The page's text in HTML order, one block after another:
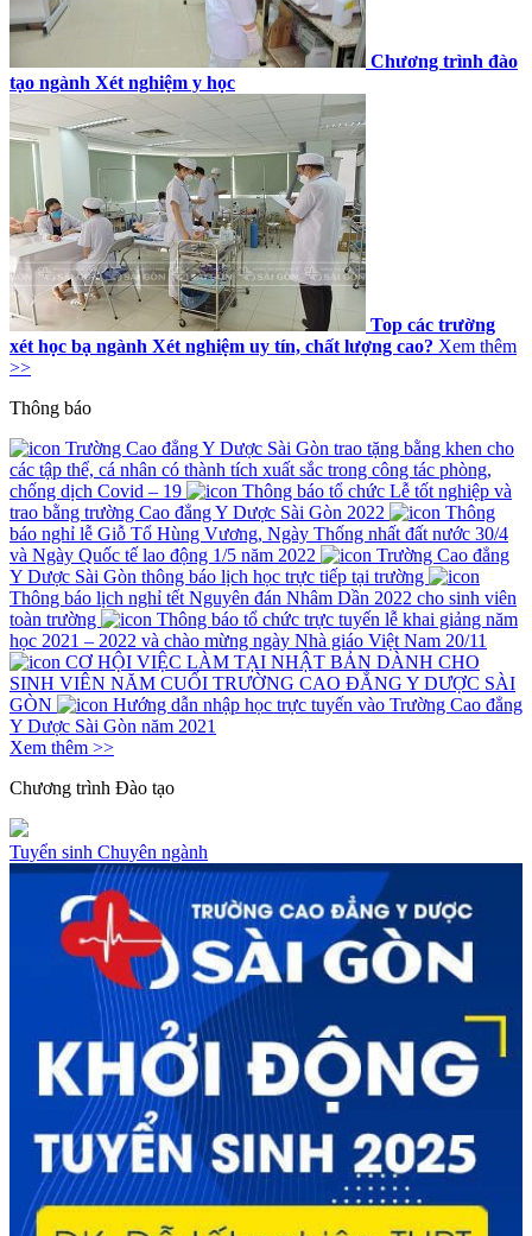
Chương trình đào
tạo ngành Xét nghiệm y học
Top các trường
xét học bạ ngành Xét nghiệm uy tín, chất lượng cao? Xem thêm
>>
Thông báo
Trường Cao đẳng Y Dược Sài Gòn trao tặng bằng khen cho
các tập thể, cá nhân có thành tích xuất sắc trong công tác phòng,
chống dịch Covid – 19
Thông báo tổ chức Lễ tốt nghiệp và
trao bằng trường Cao đẳng Y Dược Sài Gòn 2022
Thông
báo nghỉ lễ Giỗ Tổ Hùng Vương, Ngày Thống nhất đất nước 30/4
và Ngày Quốc tế lao động 1/5 năm 2022
Trường Cao đẳng
Y Dược Sài Gòn thông báo lịch học trực tiếp tại trường
Thông báo lịch nghỉ tết Nguyên đán Nhâm Dần 2022 cho sinh viên
toàn trường
Thông báo tổ chức trực tuyến lễ khai giảng năm
học 2021 – 2022 và chào mừng ngày Nhà giáo Việt Nam 20/11
CƠ HỘI VIỆC LÀM TẠI NHẬT BẢN DÀNH CHO
SINH VIÊN NĂM CUỐI TRƯỜNG CAO ĐẲNG Y DƯỢC SÀI
GÒN
Hướng dẫn nhập học trực tuyến vào Trường Cao đẳng
Y Dược Sài Gòn năm 2021
Xem thêm >>
Chương trình Đào tạo
Tuyển sinh Chuyên ngành